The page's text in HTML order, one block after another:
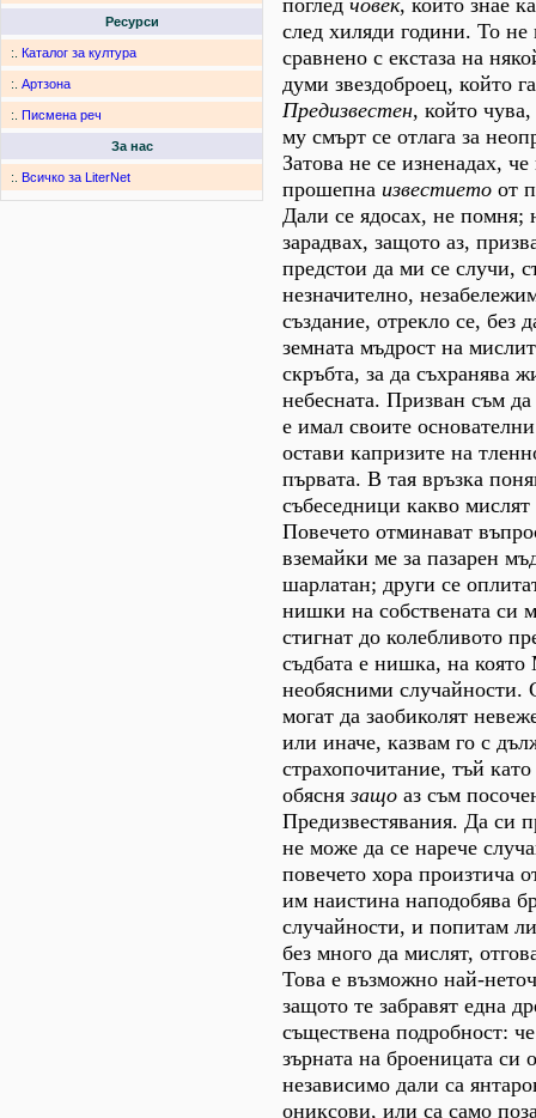
Ресурси
:. Каталог за култура
:. Артзона
:. Писмена реч
За нас
:. Всичко за LiterNet
след хиляди години. То
сравнено с екстаза на
думи звездоброец, който
Предизвестен, който
му смърт се отлага за
Затова не се изненадах,
прошепна известието от
Дали се ядосах, не помня;
зарадвах, защото аз,
предстои да ми се случи,
незначително,
създание, отрекло се, без
земната мъдрост на
скръбта, за да съхранява
небесната. Призван съм
е имал своите
остави капризите на
първата. В тая връзка
събеседници какво мислят
Повечето отминават
вземайки ме за пазарен
шарлатан; други се
нишки на собствената си
стигнат до колебливото
съдбата е нишка, на
необясними случайности.
могат да заобиколят
или иначе, казвам го с
страхопочитание, тъй
обяснязащо аз съм
Предизвестявания. Да си
не може да се нарече
повечето хора произтича
им наистина наподобява
случайности, и попитам
без много да мислят,
Това е възможно най-
защото те забравят една
съществена подробност:
зърната на броеницата си
независимо дали са
ониксови, или са само